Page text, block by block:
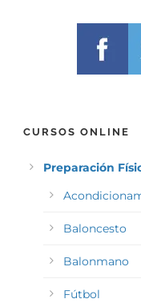
CURSOS ONLINE
Preparación
Baloncesto
Balonmano
Fútbol